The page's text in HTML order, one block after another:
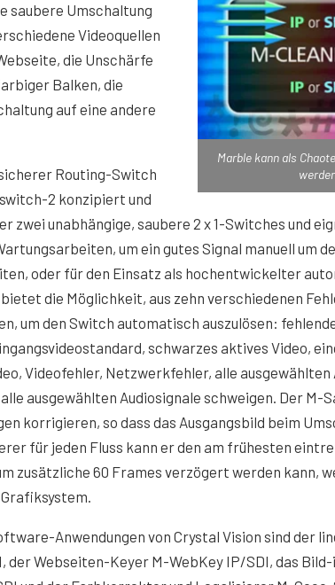
Marble kann als
saubere Umschaltung
Videoquellen
die Unschärfe
Balken, die
auf eine andere
Routing-Switch
2 konzipiert und
zwei unabhängige, saubere 2 x 1-Switches und
um ein gutes Signal manuell um
oder für den Einsatz als hochentwickelter
die Möglichkeit, aus zehn verschiedenen
um den Switch automatisch auszulösen:
schwarzes aktives Video,
Videofehler, Netzwerkfehler, alle ausgewählten
ausgewählten Audiosignale schweigen. Der M-
korrigieren, so dass das Ausgangsbild beim
für jeden Fluss kann er den am frühesten
zusätzliche 60 Frames verzögert werden kann,
Anwendungen von Crystal Vision sind der
der Webseiten-Keyer M-WebKey IP/SDI, das